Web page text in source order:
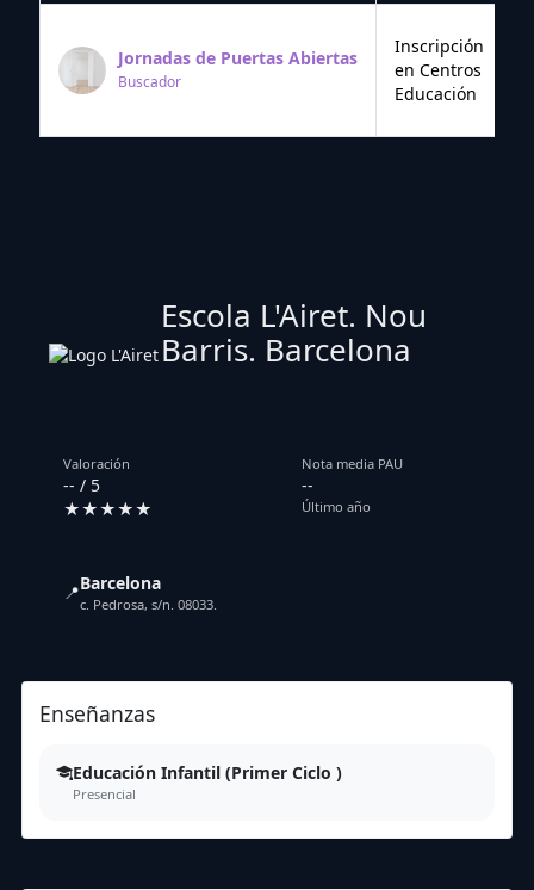
Jornadas de Puertas Abiertas
Buscador
Inscripción
en Centros
Educación
Escola L'Airet. Nou
Barris. Barcelona
Valoración
-- / 5
★★★★★
Nota media PAU
--
Último año
📍Barcelona
c. Pedrosa, s/n. 08033.
Enseñanzas
Educación Infantil (Primer Ciclo )
Presencial